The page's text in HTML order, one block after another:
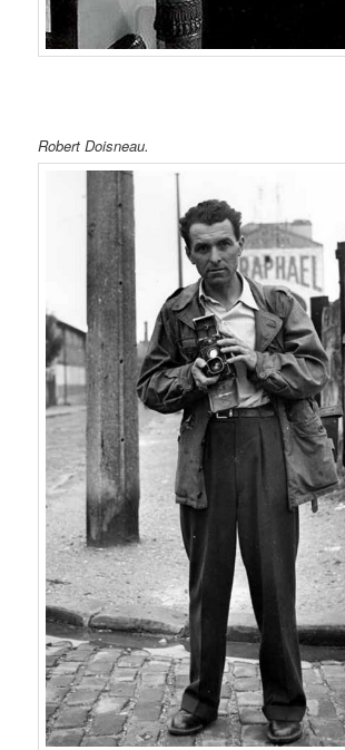
Robert Doisneau.